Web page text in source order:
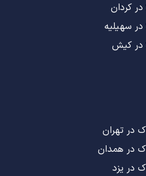
در کردان
در سهیلیه
در کیش
در تهران
در همدان
در یزد